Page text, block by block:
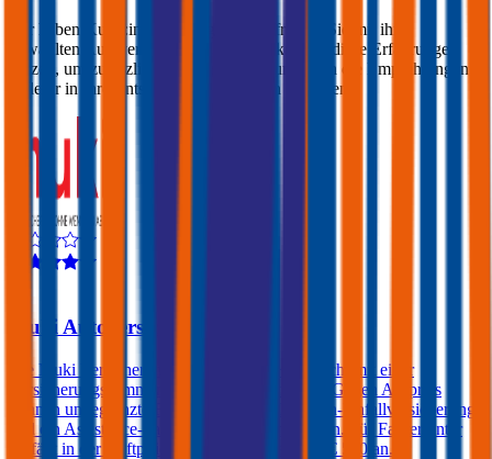
Wir haben Kund:innen befragt, wie zufrieden Sie mit ihrer
gewählten Autoversicherung sind. Sie können diese Erfahrungen
nutzen, um zusätzlich zu Preis & Leistung auch die Empfehlungen
anderer in Ihre Entscheidung einfließen zu lassen:
Muki Autoversicherung
Die Muki Versicherung bietet die Kfz-Haftpflicht mit einer
Versicherungssummen von € 35 Millionen an. Gegen Aufpreis
können unbegrenzte Freischäden, eine Insassen-Unfallversicherung
und ein Assistance-Paket abgeschlossen werden. Für Fahrer unter
23 fällt in der Haftpflicht ein Selbstbehalt von € 500 an.